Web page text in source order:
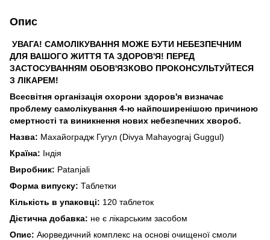
Опис
УВАГА! САМОЛІКУВАННЯ МОЖЕ БУТИ НЕБЕЗПЕЧНИМ
ДЛЯ ВАШОГО ЖИТТЯ ТА ЗДОРОВ'Я! ПЕРЕД
ЗАСТОСУВАННЯМ ОБОВ'ЯЗКОВО ПРОКОНСУЛЬТУЙТЕСЯ
З ЛІКАРЕМ!
Всесвітня організація охорони здоров'я визначає
проблему самолікування 4-ю найпоширенішою причиною
смертності та виникнення нових небезпечних хвороб.
Назва: Махайоградж Гугул (Divya Mahayograj Guggul)
Країна: Індія
Виробник: Patanjali
Форма випуску: Таблетки
Кількість в упаковці: 120 таблеток
Дієтична добавка: не є лікарським засобом
Опис: Аюрведичний комплекс на основі очищеної смоли